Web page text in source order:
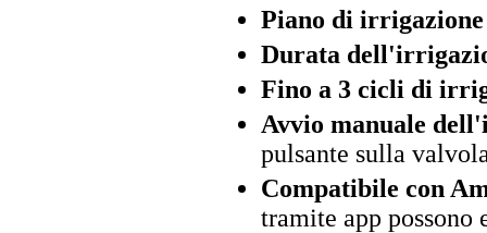
Piano di irrigazione
Durata
Fino a 3 cicli di
Avvio manuale
pulsante sulla
Compatibile con
tramite app possono